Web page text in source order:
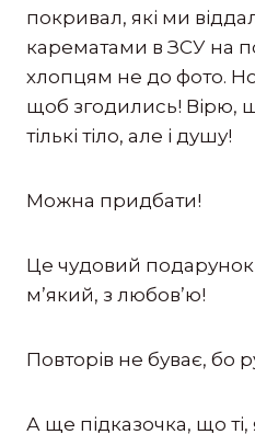
покривал, які ми
карематами в ЗСУ на
хлопцям не до фото.
щоб згодились! Вірю,
тількі тіло, але і душу!
Можна придбати!
Це чудовий
м’який, з любов’ю!
Повторів не буває, бо
А ще підказочка, що ті,